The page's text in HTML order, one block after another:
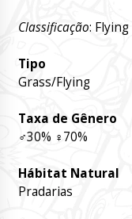
Classificação:
Tipo
Grass/Flying
Taxa de Gênero
♂30% ♀70%
Hábitat Natural
Pradarias